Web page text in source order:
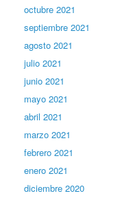
octubre 2021
septiembre 2021
agosto 2021
julio 2021
junio 2021
mayo 2021
abril 2021
marzo 2021
febrero 2021
enero 2021
diciembre 2020